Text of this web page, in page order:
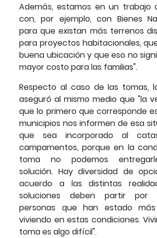
Además, estamos en un trabajo
con, por ejemplo, con Bienes
para que existan más terrenos
para proyectos habitacionales,
buena ubicación y que eso no
mayor costo para las familias".
Respecto al caso de las tomas,
aseguró al mismo medio que "la
que lo primero que corresponde
municipios nos informen de esa
que sea incorporado al
campamentos, porque en la
toma no podemos
solución. Hay diversidad de
acuerdo a las distintas
soluciones deben partir por
personas que han estado
viviendo en estas condiciones.
toma es algo difícil".